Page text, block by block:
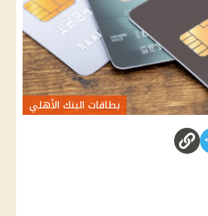
بطاقات البنك الأهلي